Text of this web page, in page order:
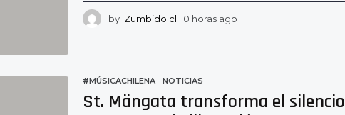
by Zumbido.cl 10 horas ago
a
#MÚSICACHILENA ,NOTICIAS
St. Mängata transforma el silencio